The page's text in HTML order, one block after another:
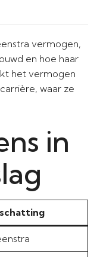
vermogen,
en hoe haar
het vermogen
waar ze
in